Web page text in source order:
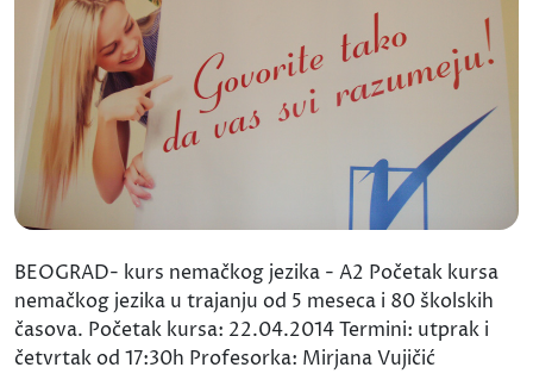
BEOGRAD- kurs nemačkog jezika - A2 Početak kursa
nemačkog jezika u trajanju od 5 meseca i 80 školskih
časova. Početak kursa: 22.04.2014 Termini: utprak i
četvrtak od 17:30h Profesorka: Mirjana Vujičić